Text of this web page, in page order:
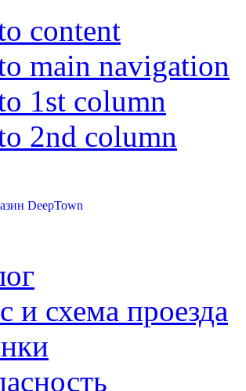
content
main navigation
1st column
2nd column
и схема проезда